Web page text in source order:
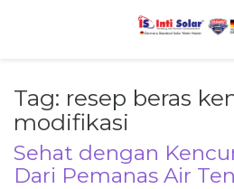
Tag: resep beras
modifikasi
Sehat dengan
Dari Pemanas Air